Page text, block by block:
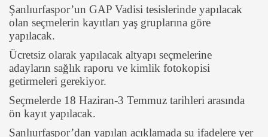
Şanlıurfaspor’un GAP Vadisi tesislerinde yapılacak
olan seçmelerin kayıtları yaş gruplarına göre
yapılacak.
Ücretsiz olarak yapılacak altyapı seçmelerine
adayların sağlık raporu ve kimlik fotokopisi
getirmeleri gerekiyor.
Seçmelerde 18 Haziran-3 Temmuz tarihleri arasında
ön kayıt yapılacak.
Şanlıurfaspor’dan yapılan açıklamada şu ifadelere yer